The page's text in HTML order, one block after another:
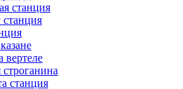
станция
вертеле
станция